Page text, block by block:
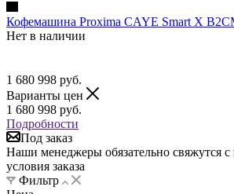
Кофемашина Proxima CAYE Smart X
Нет в наличии
1 680 998 руб.
Варианты цен
1 680 998 руб.
Подробности
Под заказ
Наши менеджеры обязательно свяжутся с
условия заказа
Фильтр